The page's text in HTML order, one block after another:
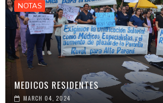
NOTAS
MEDICOS RESIDENTES
MARCH 04, 2024